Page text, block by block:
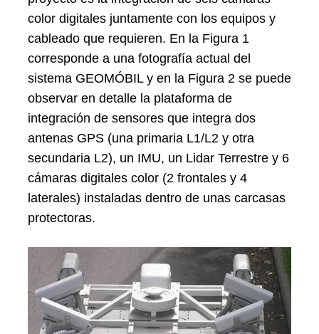
color digitales juntamente con los equipos y
cableado que requieren. En la Figura 1
corresponde a una fotografía actual del
sistema GEOMÓBIL y en la Figura 2 se puede
observar en detalle la plataforma de
integración de sensores que integra dos
antenas GPS (una primaria L1/L2 y otra
secundaria L2), un IMU, un Lidar Terrestre y 6
cámaras digitales color (2 frontales y 4
laterales) instaladas dentro de unas carcasas
protectoras.